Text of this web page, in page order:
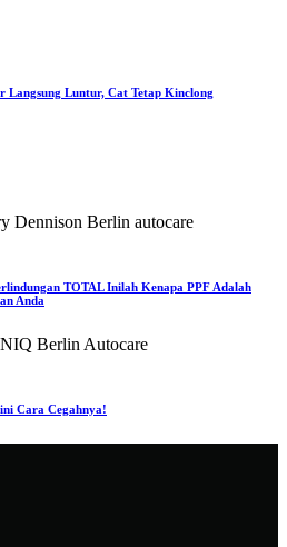
Langsung Luntur, Cat Tetap Kinclong
TOTAL Inilah Kenapa PPF Adalah
Anda
Cara Cegahnya!